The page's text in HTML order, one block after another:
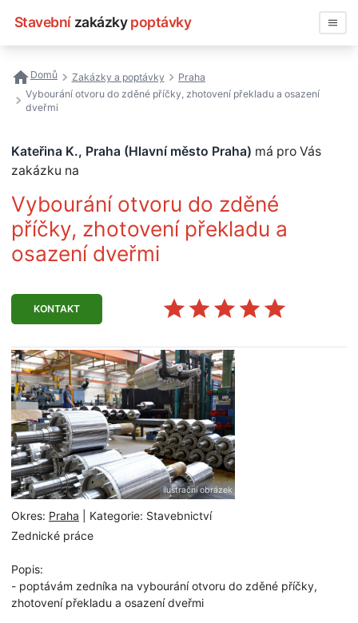
Stavební zakázky poptávky
Všechny zakázky
Registrace firmy
Domů Zakázky a poptávky
Praha
Vybourání otvoru do zděné příčky, zhotovení překladu a osazení
dveřmi
Kateřina K., Praha (Hlavní město Praha) má pro Vás
zakázku na
Vybourání otvoru do zděné
příčky, zhotovení překladu a
osazení dveřmi
KONTAKT
Okres: Praha | Kategorie: Stavebnictví
Zednické práce
Popis:
- poptávám zedníka na vybourání otvoru do zděné příčky,
zhotovení překladu a osazení dveřmi
ilustrační obrázek